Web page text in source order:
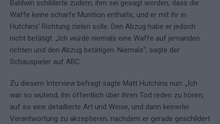
Baldwin schilderte zudem, ihm sei gesagt worden, dass die
Waffe keine scharfe Munition enthalte, und er mit ihr in
Hutchins‘ Richtung zielen solle. Den Abzug habe er jedoch
nicht betätigt. „Ich würde niemals eine Waffe auf jemanden
richten und den Abzug betätigen. Niemals“, sagte der
Schauspieler auf ABC.
Zu diesem Interview befragt sagte Matt Hutchins nun: „Ich
war so wütend, ihn öffentlich über ihren Tod reden zu hören,
auf so eine detaillierte Art und Weise, und dann keinerlei
Verantwortung zu akzeptieren, nachdem er gerade geschildert